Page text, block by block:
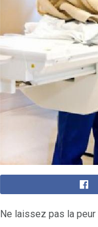
Ne laissez pas la